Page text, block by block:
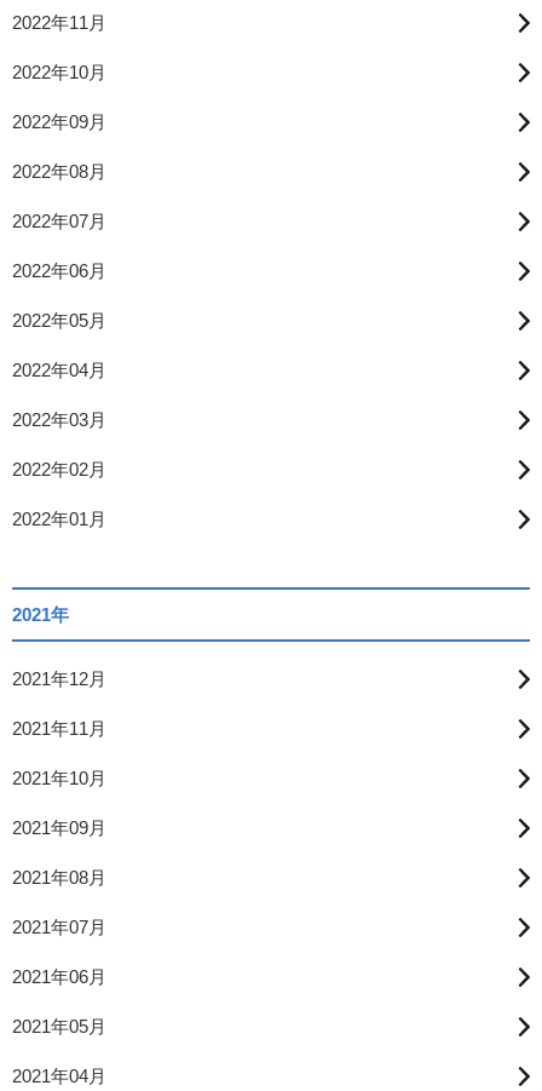
2022年11月
2022年10月
2022年09月
2022年08月
2022年07月
2022年06月
2022年05月
2022年04月
2022年03月
2022年02月
2022年01月
2021年
2021年12月
2021年11月
2021年10月
2021年09月
2021年08月
2021年07月
2021年06月
2021年05月
2021年04月